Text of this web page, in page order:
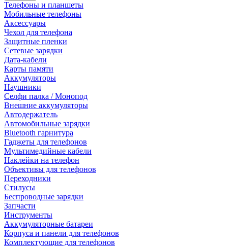
Телефоны и планшеты
Мобильные телефоны
Аксессуары
Чехол для телефона
Защитные пленки
Сетевые зарядки
Дата-кабели
Карты памяти
Аккумуляторы
Наушники
Селфи палка / Монопод
Внешние аккумуляторы
Автодержатель
Автомобильные зарядки
Bluetooth гарнитура
Гаджеты для телефонов
Мультимедийные кабели
Наклейки на телефон
Объективы для телефонов
Переходники
Стилусы
Беспроводные зарядки
Запчасти
Инструменты
Аккумуляторные батареи
Корпуса и панели для телефонов
Комплектующие для телефонов